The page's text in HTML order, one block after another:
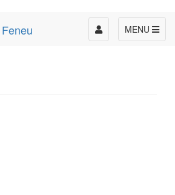
MENU
Toggle
navigation